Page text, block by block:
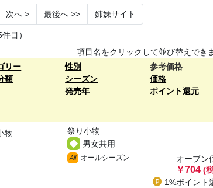
次へ> 最後へ>> 姉妹サイト
目）
項目名をクリックして並び替えでき
リー
類
性別
シーズン
発売年
参考価格
価格
ポイント還元
物
祭り小物
男女共用
All オールシーズン オープン
￥704 (
1%ポイント